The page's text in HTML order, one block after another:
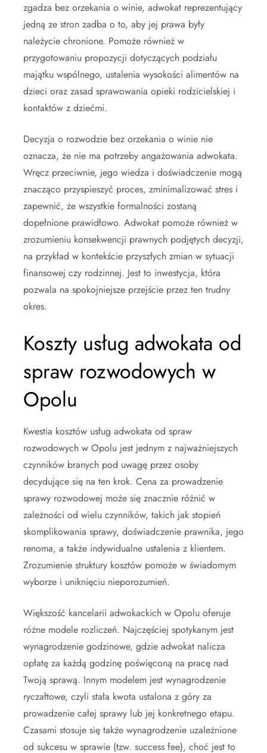
zgadza bez orzekania o winie, adwokat reprezentujący
jedną ze stron zadba o to, aby jej prawa były
należycie chronione. Pomoże również w
przygotowaniu propozycji dotyczących podziału
majątku wspólnego, ustalenia wysokości alimentów na
dzieci oraz zasad sprawowania opieki rodzicielskiej i
kontaktów z dziećmi.
Decyzja o rozwodzie bez orzekania o winie nie
oznacza, że nie ma potrzeby angażowania adwokata.
Wręcz przeciwnie, jego wiedza i doświadczenie mogą
znacząco przyspieszyć proces, zminimalizować stres i
zapewnić, że wszystkie formalności zostaną
dopełnione prawidłowo. Adwokat pomoże również w
zrozumieniu konsekwencji prawnych podjętych decyzji,
na przykład w kontekście przyszłych zmian w sytuacji
finansowej czy rodzinnej. Jest to inwestycja, która
pozwala na spokojniejsze przejście przez ten trudny
okres.
Koszty usług adwokata od
spraw rozwodowych w
Opolu
Kwestia kosztów usług adwokata od spraw
rozwodowych w Opolu jest jednym z najważniejszych
czynników branych pod uwagę przez osoby
decydujące się na ten krok. Cena za prowadzenie
sprawy rozwodowej może się znacznie różnić w
zależności od wielu czynników, takich jak stopień
skomplikowania sprawy, doświadczenie prawnika, jego
renoma, a także indywidualne ustalenia z klientem.
Zrozumienie struktury kosztów pomoże w świadomym
wyborze i uniknięciu nieporozumień.
Większość kancelarii adwokackich w Opolu oferuje
różne modele rozliczeń. Najczęściej spotykanym jest
wynagrodzenie godzinowe, gdzie adwokat nalicza
opłatę za każdą godzinę poświęconą na pracę nad
Twoją sprawą. Innym modelem jest wynagrodzenie
ryczałtowe, czyli stała kwota ustalona z góry za
prowadzenie całej sprawy lub jej konkretnego etapu.
Czasami stosuje się także wynagrodzenie uzależnione
od sukcesu w sprawie (tzw. success fee), choć jest to